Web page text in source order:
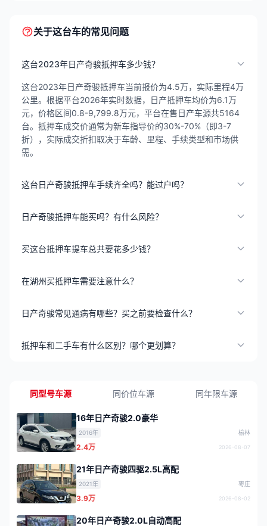
关于这台车的常见问题
这台2023年日产奇骏抵押车多少钱？
这台2023年日产奇骏抵押车当前报价为4.5万，实际里程4万
公里。根据平台2026年实时数据，日产抵押车均价为6.1万
元，价格区间0.8-9,799.8万元，平台在售日产车源共5164
台。抵押车成交价通常为新车指导价的30%-70%（即3-7
折），实际成交折扣取决于车龄、里程、手续类型和市场供
需。
这台日产奇骏抵押车手续齐全吗？能过户吗？
日产奇骏抵押车能买吗？有什么风险？
买这台抵押车提车总共要花多少钱？
在湖州买抵押车需要注意什么？
日产奇骏常见通病有哪些？买之前要检查什么？
抵押车和二手车有什么区别？哪个更划算？
同型号车源 同价位车源 同年限车源
16年日产奇骏2.0豪华
2016年 榆林
2.4万 2026-08-07
21年日产奇骏四驱2.5L高配
2021年 枣庄
3.9万 2026-08-02
20年日产奇骏2.0L自动高配